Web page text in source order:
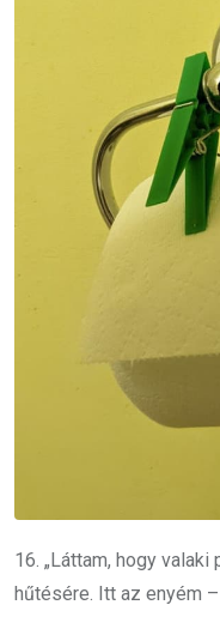
16. „Láttam, hogy
hűtésére. Itt az enyém